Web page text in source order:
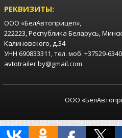
РЕКВИЗИТЫ:
ООО «БелАвтоприцеп»,
222223, Республика Беларусь,
Калиновского, д.34
УНН 690833311, тел. моб. +37529-
avtotrailer.by@gmail.com
ООО